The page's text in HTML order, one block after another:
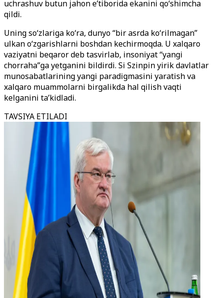
uchrashuv butun jahon e’tiborida ekanini qo‘shimcha
qildi.
Uning so‘zlariga ko‘ra, dunyo “bir asrda ko‘rilmagan”
ulkan o‘zgarishlarni boshdan kechirmoqda. U xalqaro
vaziyatni beqaror deb tasvirlab, insoniyat “yangi
chorraha”ga yetganini bildirdi. Si Szinpin yirik davlatlar
munosabatlarining yangi paradigmasini yaratish va
xalqaro muammolarni birgalikda hal qilish vaqti
kelganini ta’kidladi.
TAVSIYA ETILADI